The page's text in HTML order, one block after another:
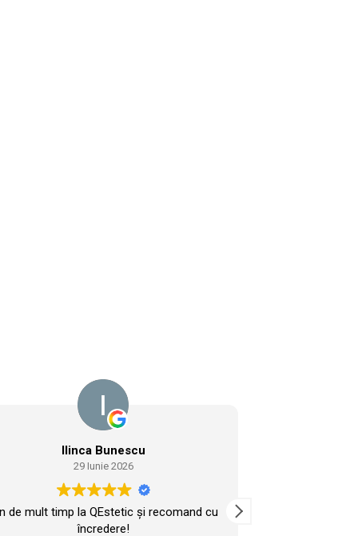
Ilinca Bunescu
29 Iunie 2026
de mult timp la QEstetic și recomand cu
încredere!